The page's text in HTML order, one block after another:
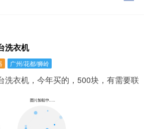
审核”当中。3、您的联系方式若之前有其他账
信息，那么您的信息也会自动进入“待审核”状
样的情况，您可以联系我们进行确认，以避
您的联系方式。4、当然，汉字语义丰富，也许
述有争议性的内容发布时同样遇到这样的问
小时内会审核完，通过审核后的信息会公布出
核的信息将被移入“回收站”中。为什么我发布
为了营造良好的网络氛围，您的账号发布不了
洗衣机
广州/花都/狮岭
洗衣机，今年买的，500块，有需要联